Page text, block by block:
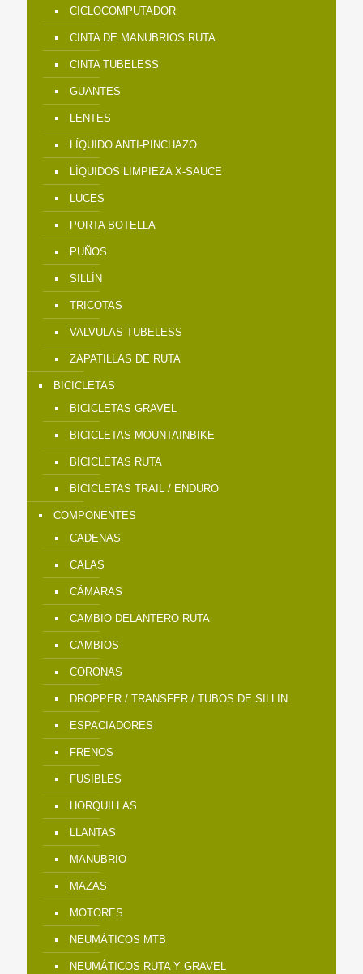
CICLOCOMPUTADOR
CINTA DE MANUBRIOS RUTA
CINTA TUBELESS
GUANTES
LENTES
LÍQUIDO ANTI-PINCHAZO
LÍQUIDOS LIMPIEZA X-SAUCE
LUCES
PORTA BOTELLA
PUÑOS
SILLÍN
TRICOTAS
VALVULAS TUBELESS
ZAPATILLAS DE RUTA
BICICLETAS
BICICLETAS GRAVEL
BICICLETAS MOUNTAINBIKE
BICICLETAS RUTA
BICICLETAS TRAIL / ENDURO
COMPONENTES
CADENAS
CALAS
CÁMARAS
CAMBIO DELANTERO RUTA
CAMBIOS
CORONAS
DROPPER / TRANSFER / TUBOS DE SILLIN
ESPACIADORES
FRENOS
FUSIBLES
HORQUILLAS
LLANTAS
MANUBRIO
MAZAS
MOTORES
NEUMÁTICOS MTB
NEUMÁTICOS RUTA Y GRAVEL